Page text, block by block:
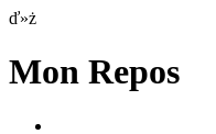
ď»ż
Mon Repos